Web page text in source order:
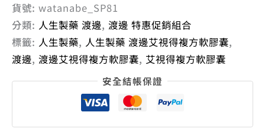
貨號: watanabe_SP81
分類: 人生製藥 渡邊, 渡邊 特惠促銷組合
標籤: 人生製藥, 人生製藥 渡邊艾視得複方軟膠囊,
渡邊, 渡邊艾視得複方軟膠囊, 艾視得複方軟膠囊
安全結帳保證